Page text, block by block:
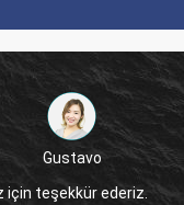
galip